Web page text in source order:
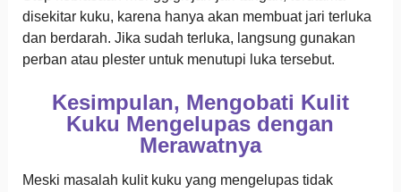
disekitar kuku, karena hanya akan membuat jari terluka
dan berdarah. Jika sudah terluka, langsung gunakan
perban atau plester untuk menutupi luka tersebut.
Kesimpulan, Mengobati Kulit
Kuku Mengelupas dengan
Merawatnya
Meski masalah kulit kuku yang mengelupas tidak